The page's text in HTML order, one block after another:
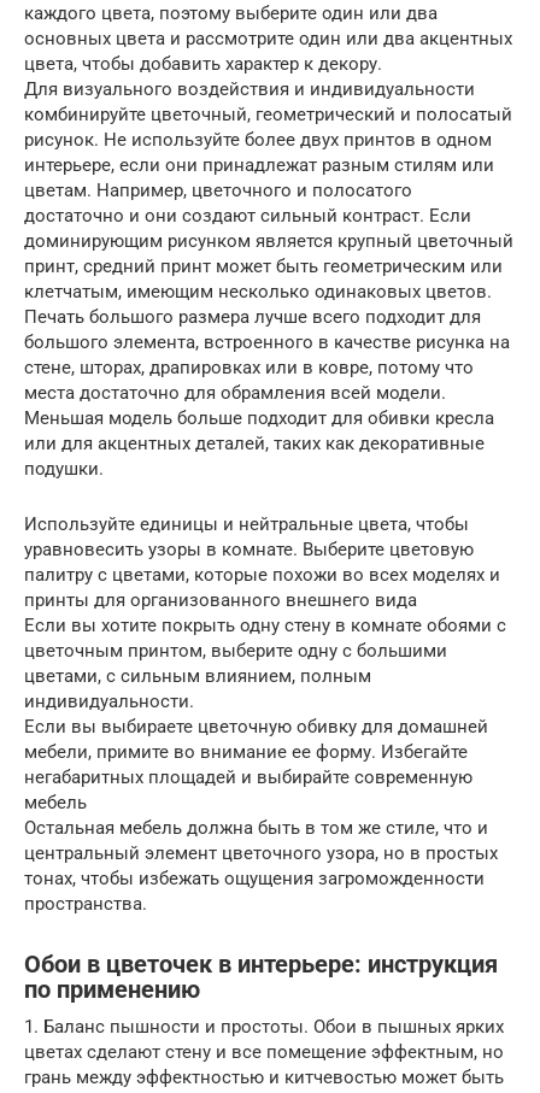
каждого цвета, поэтому выберите один или два
основных цвета и рассмотрите один или два акцентных
цвета, чтобы добавить характер к декору.
Для визуального воздействия и индивидуальности
комбинируйте цветочный, геометрический и полосатый
рисунок. Не используйте более двух принтов в одном
интерьере, если они принадлежат разным стилям или
цветам. Например, цветочного и полосатого
достаточно и они создают сильный контраст. Если
доминирующим рисунком является крупный цветочный
принт, средний принт может быть геометрическим или
клетчатым, имеющим несколько одинаковых цветов.
Печать большого размера лучше всего подходит для
большого элемента, встроенного в качестве рисунка на
стене, шторах, драпировках или в ковре, потому что
места достаточно для обрамления всей модели.
Меньшая модель больше подходит для обивки кресла
или для акцентных деталей, таких как декоративные
подушки.
Используйте единицы и нейтральные цвета, чтобы
уравновесить узоры в комнате. Выберите цветовую
палитру с цветами, которые похожи во всех моделях и
принты для организованного внешнего вида
Если вы хотите покрыть одну стену в комнате обоями с
цветочным принтом, выберите одну с большими
цветами, с сильным влиянием, полным
индивидуальности.
Если вы выбираете цветочную обивку для домашней
мебели, примите во внимание ее форму. Избегайте
негабаритных площадей и выбирайте современную
мебель
Остальная мебель должна быть в том же стиле, что и
центральный элемент цветочного узора, но в простых
тонах, чтобы избежать ощущения загроможденности
пространства.
Обои в цветочек в интерьере: инструкция
по применению
1. Баланс пышности и простоты. Обои в пышных ярких
цветах сделают стену и все помещение эффектным, но
грань между эффектностью и китчевостью может быть